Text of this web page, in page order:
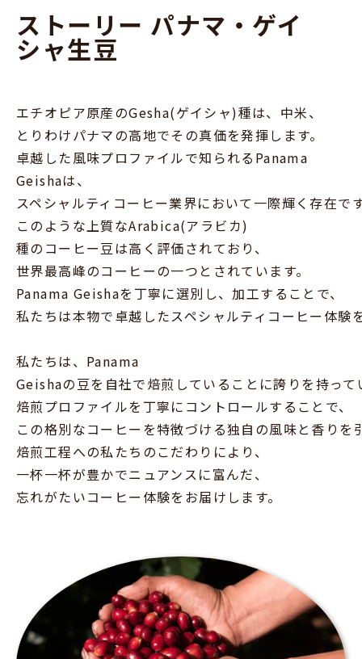
ミディアムローストで品種を活かすと、
軽やかながらダークベリーのノートが口の中に広がり、
トースト香のある穀物のトーンと、
￥9,090
完売
完売した 2 件のロットを表示
ストーリー パナマ・ゲイ
シャ生豆
エチオピア原産のGesha(ゲイシャ)種は、中米、
とりわけパナマの高地でその真価を発揮します。
卓越した風味プロファイルで知られるPanama
Geishaは、
スペシャルティコーヒー業界において一際輝く存在で
このような上質なArabica(アラビカ)
種のコーヒー豆は高く評価されており、
世界最高峰のコーヒーの一つとされています。
Panama Geishaを丁寧に選別し、加工することで、
私たちは本物で卓越したスペシャルティコーヒー体験
私たちは、Panama
Geishaの豆を自社で焙煎していることに誇りを持って
焙煎プロファイルを丁寧にコントロールすることで、
この格別なコーヒーを特徴づける独自の風味と香りを
焙煎工程への私たちのこだわりにより、
一杯一杯が豊かでニュアンスに富んだ、
忘れがたいコーヒー体験をお届けします。